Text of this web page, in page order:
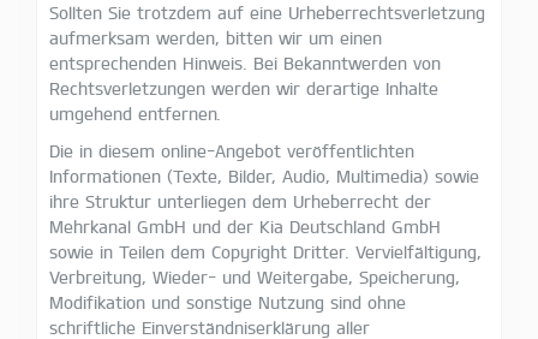
Sollten Sie trotzdem auf eine Urheberrechtsverletzung
aufmerksam werden, bitten wir um einen
entsprechenden Hinweis. Bei Bekanntwerden von
Rechtsverletzungen werden wir derartige Inhalte
umgehend entfernen.
Die in diesem online-Angebot veröffentlichten
Informationen (Texte, Bilder, Audio, Multimedia) sowie
ihre Struktur unterliegen dem Urheberrecht der
Mehrkanal GmbH und der Kia Deutschland GmbH
sowie in Teilen dem Copyright Dritter. Vervielfältigung,
Verbreitung, Wieder- und Weitergabe, Speicherung,
Modifikation und sonstige Nutzung sind ohne
schriftliche Einverständniserklärung aller